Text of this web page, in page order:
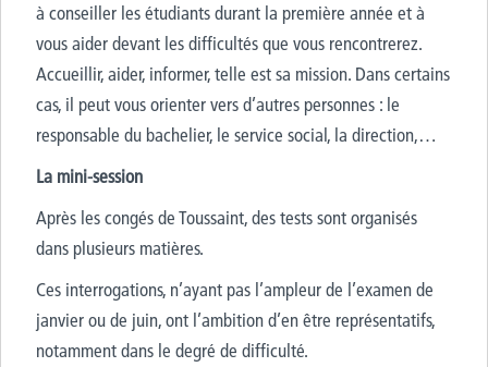
à conseiller les étudiants durant la première année et à
vous aider devant les difficultés que vous rencontrerez.
Accueillir, aider, informer, telle est sa mission. Dans certains
cas, il peut vous orienter vers d’autres personnes : le
responsable du bachelier, le service social, la direction,…
La mini-session
Après les congés de Toussaint, des tests sont organisés
dans plusieurs matières.
Ces interrogations, n’ayant pas l’ampleur de l’examen de
janvier ou de juin, ont l’ambition d’en être représentatifs,
notamment dans le degré de difficulté.